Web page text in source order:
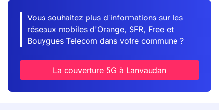
Vous souhaitez plus d'informations sur les
réseaux mobiles d'Orange, SFR, Free et
Bouygues Telecom dans votre commune ?
La couverture 5G à Lanvaudan